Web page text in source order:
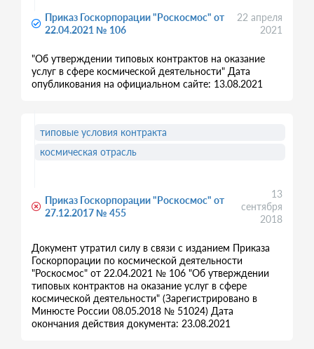
Приказ Госкорпорации "Роскосмос" от
22.04.2021 № 106
22 апреля
2021
"Об утверждении типовых контрактов на оказание
услуг в сфере космической деятельности" Дата
опубликования на официальном сайте: 13.08.2021
Приказ Госкорпорации "Роскосмос" от
27.12.2017 № 455
13
сентября
2018
Документ утратил силу в связи с изданием Приказа
Госкорпорации по космической деятельности
"Роскосмос" от 22.04.2021 № 106 "Об утверждении
типовых контрактов на оказание услуг в сфере
космической деятельности" (Зарегистрировано в
Минюсте России 08.05.2018 № 51024) Дата
окончания действия документа: 23.08.2021
типовые условия контракта
космическая отрасль